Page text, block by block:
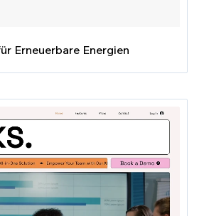
Erneuerbare Energien